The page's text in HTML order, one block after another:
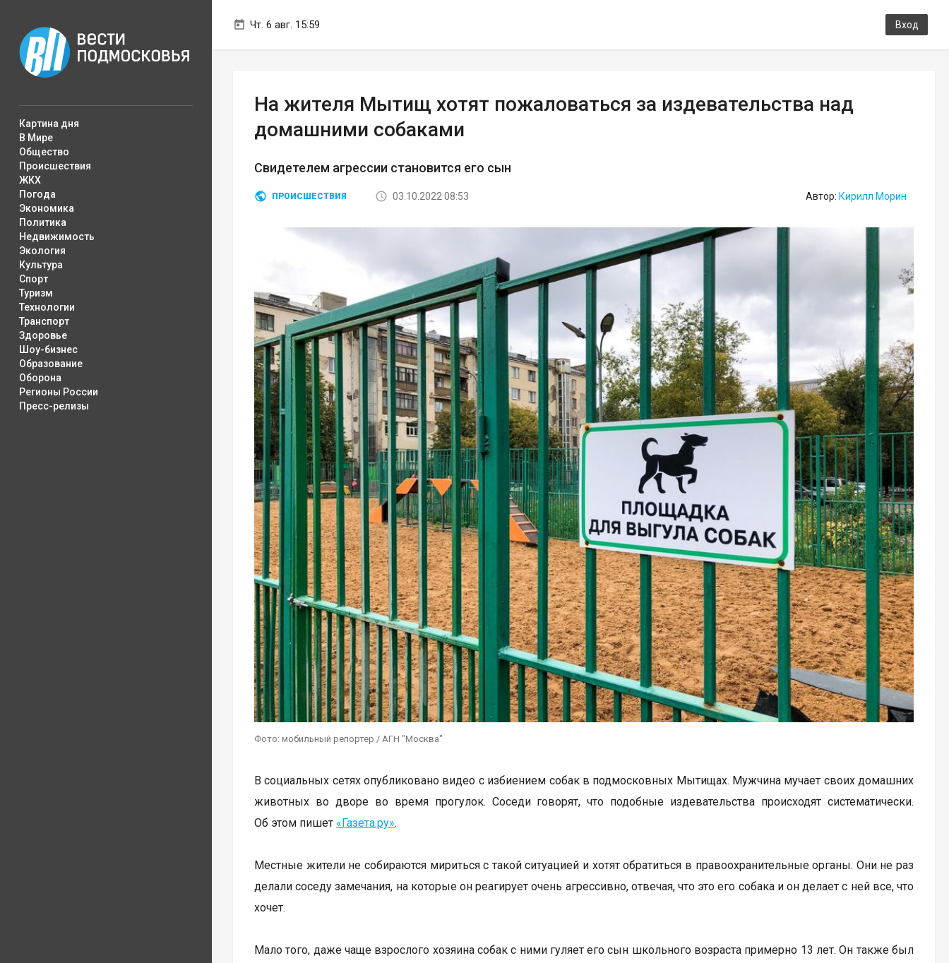
Чт. 6 авг. 15:59 Вход
Картина дня
В Мире
Общество
Происшествия
ЖКХ
Погода
Экономика
Политика
Недвижимость
Экология
Культура
Спорт
Туризм
Технологии
Транспорт
Здоровье
Шоу-бизнес
Образование
Оборона
Регионы России
Пресс-релизы
На жителя Мытищ хотят пожаловаться за издевательства над
домашними собаками
Свидетелем агрессии становится его сын
ПРОИСШЕСТВИЯ 03.10.2022 08:53 Автор: Кирилл Морин
Фото: мобильный репортер / АГН "Москва"
В социальных сетях опубликовано видео с избиением собак в подмосковных Мытищах. Мужчина мучает своих домашних
животных во дворе во время прогулок. Соседи говорят, что подобные издевательства происходят систематически.
Об этом пишет «Газета.ру».
Местные жители не собираются мириться с такой ситуацией и хотят обратиться в правоохранительные органы. Они не раз
делали соседу замечания, на которые он реагирует очень агрессивно, отвечая, что это его собака и он делает с ней все, что
хочет.
Мало того, даже чаще взрослого хозяина собак с ними гуляет его сын школьного возраста примерно 13 лет. Он также был